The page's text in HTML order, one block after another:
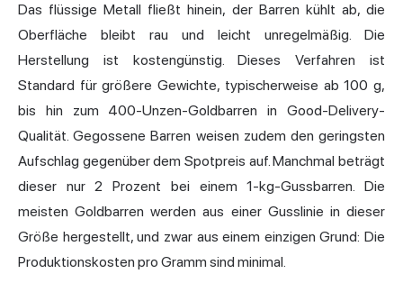
Das flüssige Metall fließt hinein, der Barren kühlt ab, die
Oberfläche bleibt rau und leicht unregelmäßig. Die
Herstellung ist kostengünstig. Dieses Verfahren ist
Standard für größere Gewichte, typischerweise ab 100 g,
bis hin zum 400-Unzen-Goldbarren in Good-Delivery-
Qualität. Gegossene Barren weisen zudem den geringsten
Aufschlag gegenüber dem Spotpreis auf. Manchmal beträgt
dieser nur 2 Prozent bei einem 1-kg-Gussbarren. Die
meisten Goldbarren werden aus einer Gusslinie in dieser
Größe hergestellt, und zwar aus einem einzigen Grund: Die
Produktionskosten pro Gramm sind minimal.